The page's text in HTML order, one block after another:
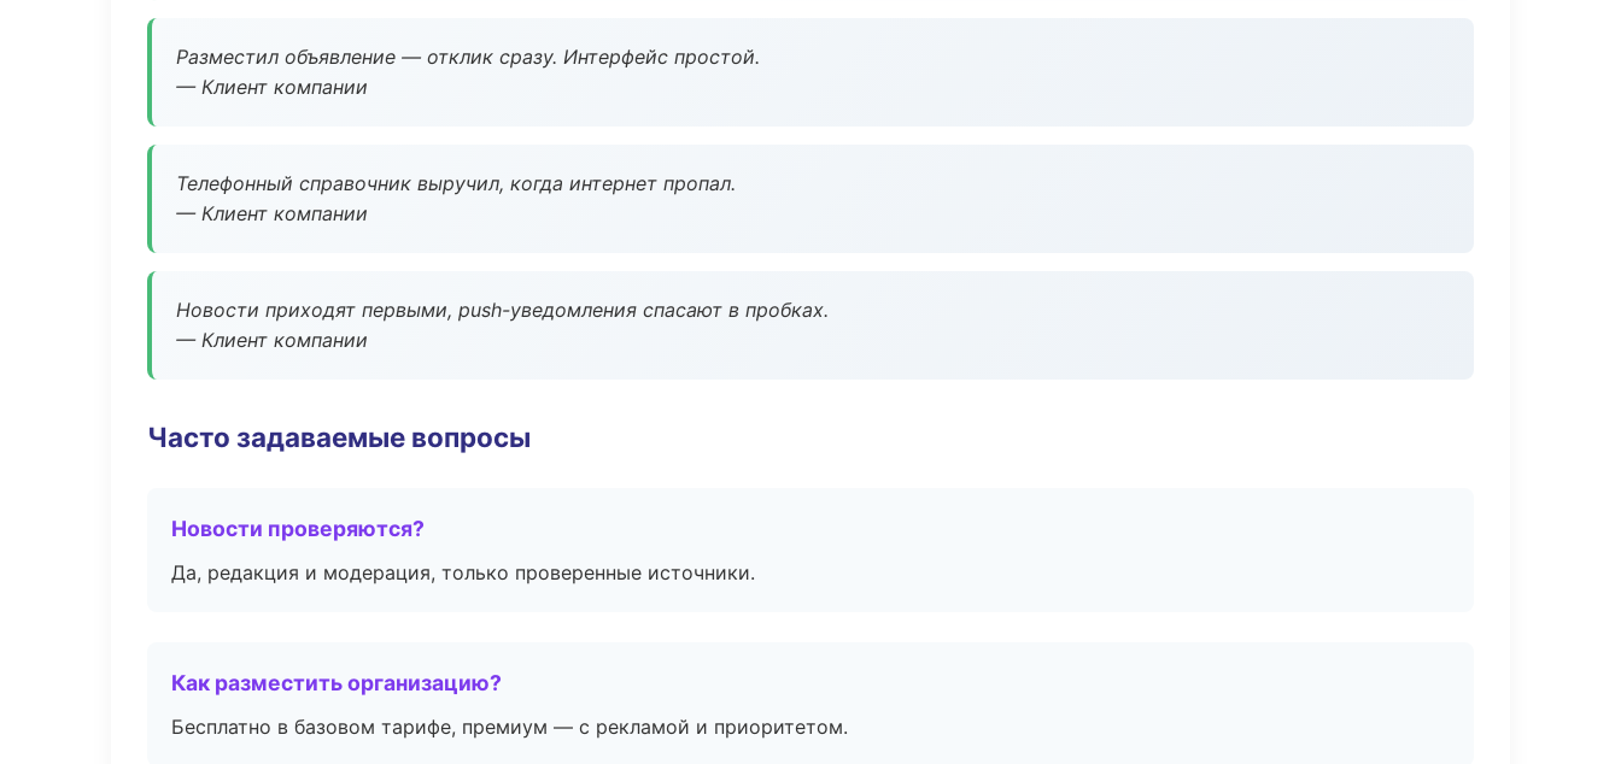
Разместил объявление — отклик сразу. Интерфейс простой.
— Клиент компании
Телефонный справочник выручил, когда интернет пропал.
— Клиент компании
Новости приходят первыми, push-уведомления спасают в пробках.
— Клиент компании
Часто задаваемые вопросы
Новости проверяются?
Да, редакция и модерация, только проверенные источники.
Как разместить организацию?
Бесплатно в базовом тарифе, премиум — с рекламой и приоритетом.